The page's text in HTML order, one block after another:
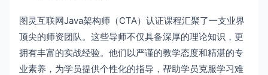
图灵互联网Java架构师（CTA）认证课程汇聚了一支业界
顶尖的师资团队。这些导师不仅具备深厚的理论知识，更
拥有丰富的实战经验。他们以严谨的教学态度和精湛的专
业素养，为学员提供个性化的指导，帮助学员克服学习难